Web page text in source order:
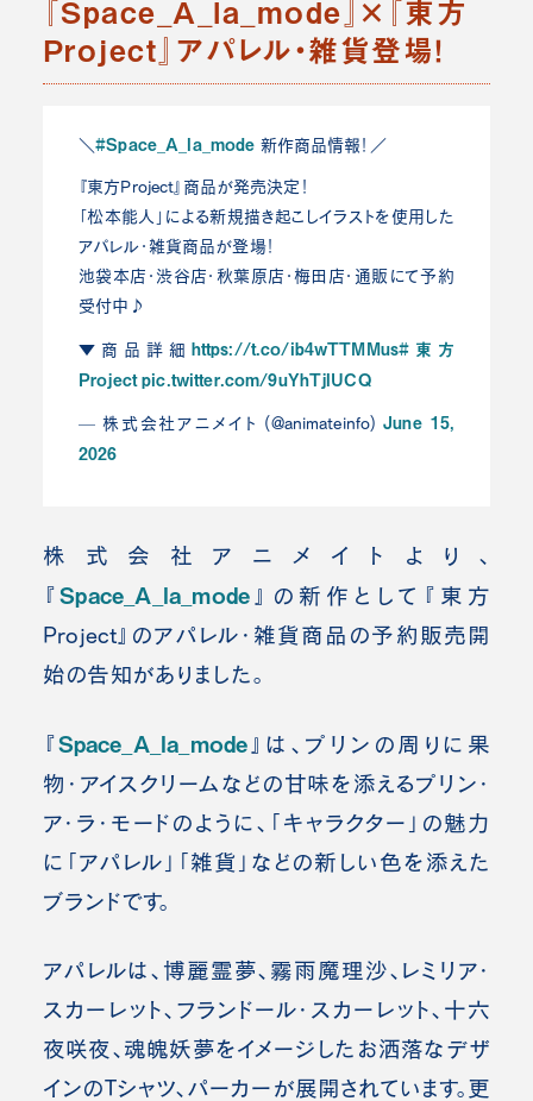
『Space_A_la_mode』×『東方
Project』アパレル・雑貨登場！
＼#Space_A_la_mode 新作商品情報！／
『東方Project』商品が発売決定！
「松本能人」による新規描き起こしイラストを使用した
アパレル・雑貨商品が登場！
池袋本店・渋谷店・秋葉原店・梅田店・通販にて予約
受付中♪
▼商品詳細 https://t.co/ib4wTTMMus#東方
Projectpic.twitter.com/9uYhTjIUCQ
— 株式会社アニメイト (@animateinfo)June 15,
2026
株式会社アニメイトより、
『Space_A_la_mode 』の新作として『東方
Project』のアパレル・雑貨商品の予約販売開
始の告知がありました。
『Space_A_la_mode 』は、プリンの周りに果
物・アイスクリームなどの甘味を添えるプリン・
ア・ラ・モードのように、「キャラクター」の魅力
に「アパレル」「雑貨」などの新しい色を添えた
ブランドです。
アパレルは、博麗霊夢、霧雨魔理沙、レミリア・
スカーレット、フランドール・スカーレット、十六
夜咲夜、魂魄妖夢をイメージしたお洒落なデザ
インのTシャツ、パーカーが展開されています。更